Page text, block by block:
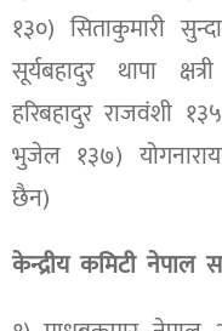
१३०) सिताकुमारी
सूर्यबहादुर थापा
हरिबहादुर राजवंशी
भुजेल १३७)
छैन)
केन्द्रीय कमिटी नेपाल